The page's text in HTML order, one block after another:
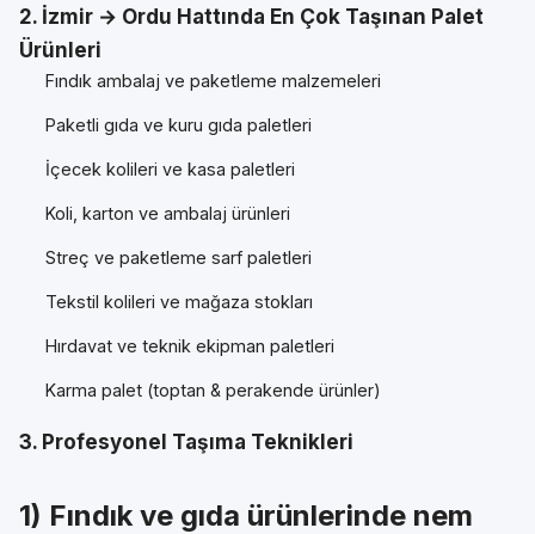
2. İzmir → Ordu Hattında En Çok Taşınan Palet
Ürünleri
Fındık ambalaj ve paketleme malzemeleri
Paketli gıda ve kuru gıda paletleri
İçecek kolileri ve kasa paletleri
Koli, karton ve ambalaj ürünleri
Streç ve paketleme sarf paletleri
Tekstil kolileri ve mağaza stokları
Hırdavat ve teknik ekipman paletleri
Karma palet (toptan & perakende ürünler)
3. Profesyonel Taşıma Teknikleri
1) Fındık ve gıda ürünlerinde nem